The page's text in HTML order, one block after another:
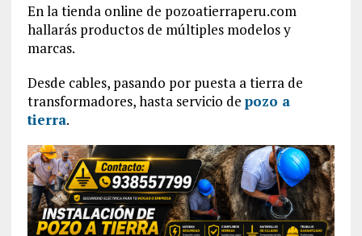
En la tienda online de pozoatierraperu.com
hallarás productos de múltiples modelos y
marcas.
Desde cables, pasando por puesta a tierra de
transformadores, hasta servicio de pozo a
tierra.